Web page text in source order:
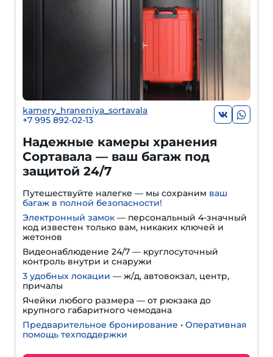
kamery_hraneniya_sortavala
+7 995 892-02-13
Надежные камеры хранения
Сортавала — ваш багаж под
защитой 24/7
Путешествуйте налегке — мы сохраним ваш
багаж в полной безопасности!
Электронный замок — персональный 4-значный
код известен только вам, никаких ключей и
жетонов
Видеонаблюдение 24/7 — круглосуточный
контроль внутри и снаружи
3 удобных локации — ж/д, автовокзал, центр,
причалы
Ячейки любого размера — от рюкзака до
крупного габаритного чемодана
Предварительное бронирование • Оперативная
помощь техподдержки